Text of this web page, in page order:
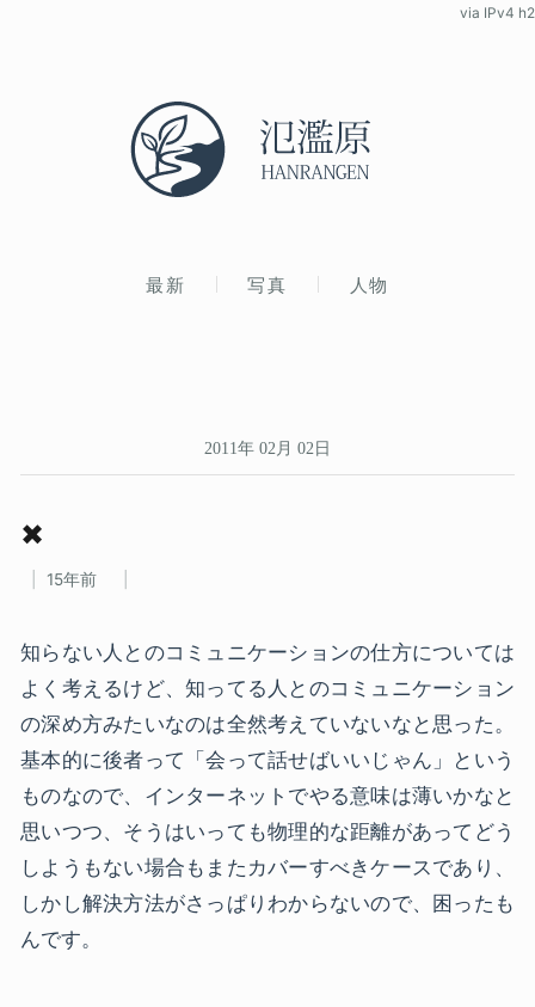
最新 写真 人物
via IPv4 h2
2011年 02月 02日
✖
15年前
知らない人とのコミュニケーションの仕方については
よく考えるけど、知ってる人とのコミュニケーション
の深め方みたいなのは全然考えていないなと思った。
基本的に後者って「会って話せばいいじゃん」という
ものなので、インターネットでやる意味は薄いかなと
思いつつ、そうはいっても物理的な距離があってどう
しようもない場合もまたカバーすべきケースであり、
しかし解決方法がさっぱりわからないので、困ったも
んです。